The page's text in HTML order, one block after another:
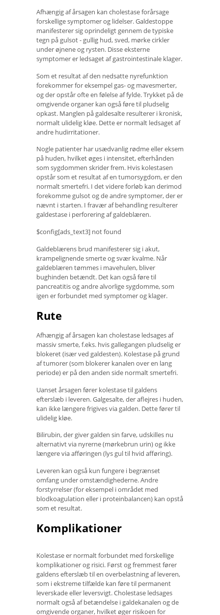
Afhængig af årsagen kan cholestase forårsage
forskellige symptomer og lidelser. Galdestoppe
manifesterer sig oprindeligt gennem de typiske
tegn på gulsot - gullig hud, sved, mørke cirkler
under øjnene og rysten. Disse eksterne
symptomer er ledsaget af gastrointestinale klager.
Som et resultat af den nedsatte nyrefunktion
forekommer for eksempel gas- og mavesmerter,
og der opstår ofte en følelse af fylde. Trykket på de
omgivende organer kan også føre til pludselig
opkast. Manglen på galdesalte resulterer i kronisk,
normalt ulidelig kløe. Dette er normalt ledsaget af
andre hudirritationer.
Nogle patienter har usædvanlig rødme eller eksem
på huden, hvilket øges i intensitet, efterhånden
som sygdommen skrider frem. Hvis kolestasen
opstår som et resultat af en tumorsygdom, er den
normalt smertefri. I det videre forløb kan derimod
forekomme gulsot og de andre symptomer, der er
nævnt i starten. I fravær af behandling resulterer
galdestase i perforering af galdeblæren.
$config[ads_text3] not found
Galdeblærens brud manifesterer sig i akut,
krampelignende smerte og svær kvalme. Når
galdeblæren tømmes i mavehulen, bliver
bughinden betændt. Det kan også føre til
pancreatitis og andre alvorlige sygdomme, som
igen er forbundet med symptomer og klager.
Rute
Afhængig af årsagen kan cholestase ledsages af
massiv smerte, f.eks. hvis gallegangen pludselig er
blokeret (især ved galdesten). Kolestase på grund
af tumorer (som blokerer kanalen over en lang
periode) er på den anden side normalt smertefri.
Uanset årsagen fører kolestase til galdens
efterslæb i leveren. Galgesalte, der aflejres i huden,
kan ikke længere frigives via galden. Dette fører til
ulidelig kløe.
Bilirubin, der giver galden sin farve, udskilles nu
alternativt via nyrerne (mørkebrun urin) og ikke
længere via afføringen (lys gul til hvid afføring).
Leveren kan også kun fungere i begrænset
omfang under omstændighederne. Andre
forstyrrelser (for eksempel i området med
blodkoagulation eller i proteinbalancen) kan opstå
som et resultat.
Komplikationer
Kolestase er normalt forbundet med forskellige
komplikationer og risici. Først og fremmest fører
galdens efterslæb til en overbelastning af leveren,
som i ekstreme tilfælde kan føre til permanent
leverskade eller leversvigt. Cholestase ledsages
normalt også af betændelse i galdekanalen og de
omgivende organer, hvilket øger risikoen for